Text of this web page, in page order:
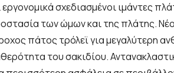
εργονομικά σχεδιασμένοι ιμάντες
των ώμων και της πλάτης.
πάτος τρόλεϊ για μεγαλύτερη
του σακιδίου.